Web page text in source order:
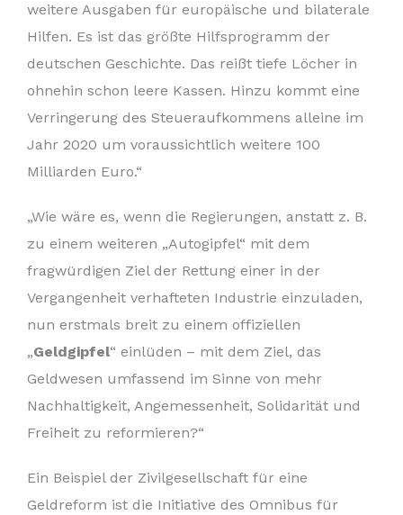
weitere Ausgaben für europäische und bilaterale
Hilfen. Es ist das größte Hilfsprogramm der
deutschen Geschichte. Das reißt tiefe Löcher in
ohnehin schon leere Kassen. Hinzu kommt eine
Verringerung des Steueraufkommens alleine im
Jahr 2020 um voraussichtlich weitere 100
Milliarden Euro.“
„Wie wäre es, wenn die Regierungen, anstatt z. B.
zu einem weiteren „Autogipfel“ mit dem
fragwürdigen Ziel der Rettung einer in der
Vergangenheit verhafteten Industrie einzuladen,
nun erstmals breit zu einem offiziellen
„Geldgipfel“ einlüden – mit dem Ziel, das
Geldwesen umfassend im Sinne von mehr
Nachhaltigkeit, Angemessenheit, Solidarität und
Freiheit zu reformieren?“
Ein Beispiel der Zivilgesellschaft für eine
Geldreform ist die Initiative des Omnibus für